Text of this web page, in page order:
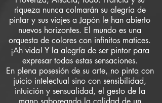
riqueza nunca colmarán su alegría de
pintar y sus viajes a Japón le han abierto
nuevos horizontes. El mundo es una
orquesta de colores con infinitos matices.
¡Ah vida! Y la alegría de ser pintor para
expresar todas estas sensaciones.
En plena posesión de su arte, no pinta con
juicio intelectual sino con sensibilidad,
intuición y sensualidad, el gesto de la